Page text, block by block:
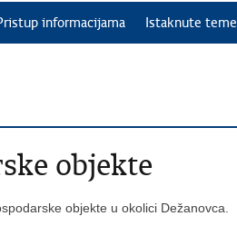
informacijama Istaknute teme
objekte
objekte u okolici Dežanovca.